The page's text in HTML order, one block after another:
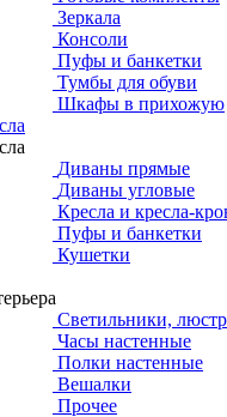
Зеркала
Консоли
Пуфы и банкетки
Тумбы для обуви
Шкафы в прихожую
Диваны прямые
Диваны угловые
Кресла и кресла-
Пуфы и банкетки
Кушетки
Светильники,
Часы настенные
Полки настенные
Вешалки
Прочее